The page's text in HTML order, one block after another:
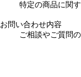
特定の商品に関
お問い合わせ内容
ご相談やご質問